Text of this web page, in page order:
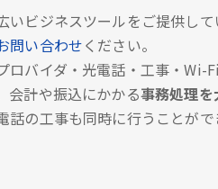
いビジネスツールをご提供し
問い合わせください。
ロバイダ・光電話・工事・Wi-
会計や振込にかかる事務処理
話の工事も同時に行うことがで